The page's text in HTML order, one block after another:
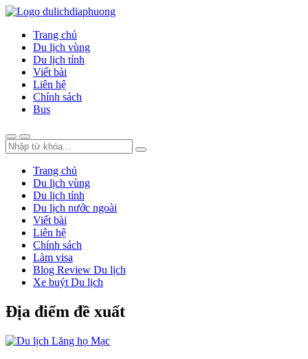
Trang chủ
Du lịch vùng
Du lịch tỉnh
Viết bài
Liên hệ
Chính sách
Bus
Trang chủ
Du lịch vùng
Du lịch tỉnh
Du lịch nước ngoài
Viết bài
Liên hệ
Chính sách
Làm visa
Blog Review Du lịch
Xe buýt Du lịch
Địa điểm đề xuất